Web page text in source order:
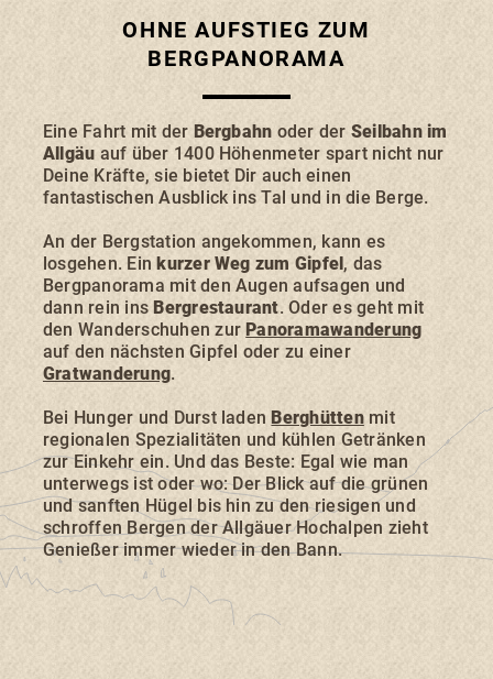
SONTHOFEN IMMENSTADT
RETTENBERG
BLAICHACH-GUNZESRIED
BURGBERG
UNTERKÜNFTE
ERLEBNISSE
Suchbegriff
Suchen
OHNE AUFSTIEG ZUM
BERGPANORAMA
Eine Fahrt mit der Bergbahn oder der Seilbahn im
Allgäu auf über 1400 Höhenmeter spart nicht nur
Deine Kräfte, sie bietet Dir auch einen
fantastischen Ausblick ins Tal und in die Berge.
An der Bergstation angekommen, kann es
losgehen. Einkurzer Weg zum Gipfel, das
Bergpanorama mit den Augen aufsagen und
dann rein insBergrestaurant. Oder es geht mit
den Wanderschuhen zurPanoramawanderung
auf den nächsten Gipfel oder zu einer
Gratwanderung.
Bei Hunger und Durst ladenBerghüttenmit
regionalen Spezialitäten und kühlen Getränken
zur Einkehr ein. Und das Beste: Egal wie man
unterwegs ist oder wo: Der Blick auf die grünen
und sanften Hügel bis hin zu den riesigen und
schroffen Bergen der Allgäuer Hochalpen zieht
Genießer immer wieder in den Bann.